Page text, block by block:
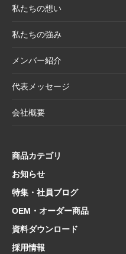
2025.3.14
2025.2.5
在庫限り終了
紙・型もの】
2025.1.21
【新商品案内
私たちの想い
私たちの強み
メンバー紹介
代表メッセージ
会社概要
商品カテゴリ
お知らせ
特集・社員ブログ
OEM・オーダー商品
資料ダウンロード
採用情報